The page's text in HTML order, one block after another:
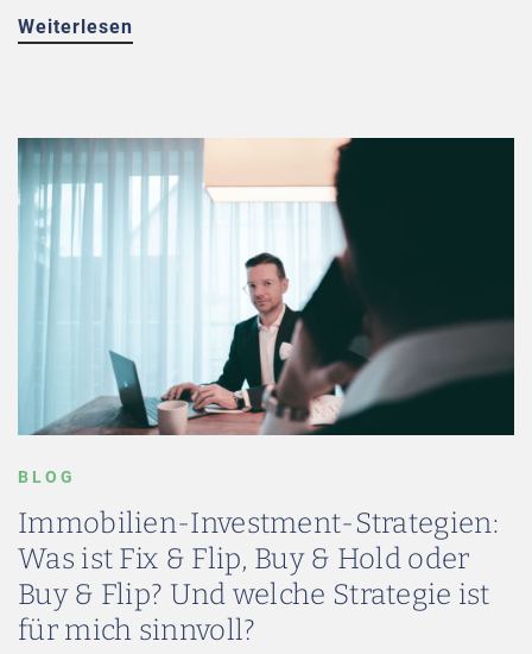
Weiterlesen
BLOG
Immobilien-Investment-Strategien:
Was ist Fix & Flip, Buy & Hold oder
Buy & Flip? Und welche Strategie ist
für mich sinnvoll?